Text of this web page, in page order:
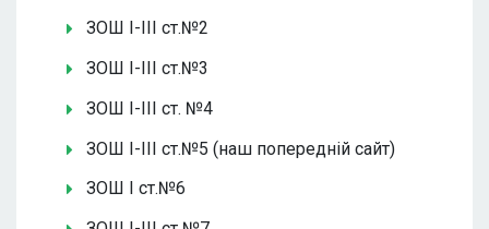
ЗОШ І-ІІІ ст.№2
ЗОШ І-ІІІ ст.№3
ЗОШ І-ІІІ ст. №4
ЗОШ І-ІІІ ст.№5 (наш попередній сайт)
ЗОШ І ст.№6